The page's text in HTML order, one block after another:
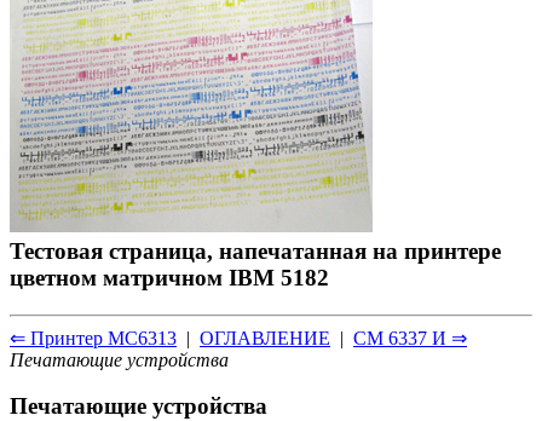
Тестовая страница, напечатанная на принтере
цветном матричном IBM 5182
⇐ Принтер МС6313 | ОГЛАВЛЕНИЕ | СМ 6337 И ⇒
Печатающие устройства
Печатающие устройства